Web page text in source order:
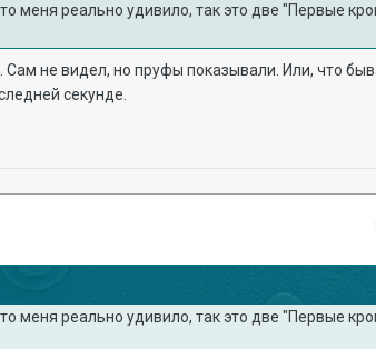
меня реально удивило, так это две "Первые
Сам не видел, но пруфы показывали. Или, что
секунде.
меня реально удивило, так это две "Первые